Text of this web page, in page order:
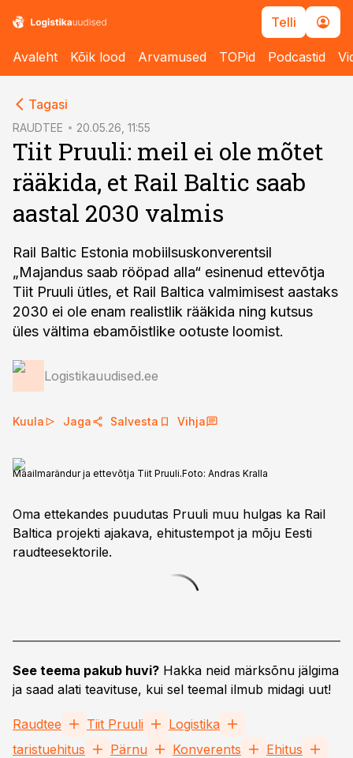
Telli
Avaleht Kõik lood Arvamused TOPid Podcastid
Tagasi
RAUDTEE 20.05.26, 11:55
Tiit Pruuli: meil ei ole mõtet
rääkida, et Rail Baltic saab
aastal 2030 valmis
Rail Baltic Estonia mobiilsuskonverentsil
„Majandus saab rööpad alla“ esinenud ettevõtja
Tiit Pruuli ütles, et Rail Baltica valmimisest aastaks
2030 ei ole enam realistlik rääkida ning kutsus
üles vältima ebamõistlike ootuste loomist.
Logistikauudised.ee
Kuula Jaga Salvesta Vihja
Maailmarändur ja ettevõtja Tiit Pruuli.Foto: Andras Kralla
Oma ettekandes puudutas Pruuli muu hulgas ka Rail
Baltica projekti ajakava, ehitustempot ja mõju Eesti
raudteesektorile.
See teema pakub huvi? Hakka neid märksõnu jälgima
ja saad alati teavituse, kui sel teemal ilmub midagi uut!
Raudtee Tiit Pruuli
Logistika
taristuehitus
Pärnu Konverents
Ehitus